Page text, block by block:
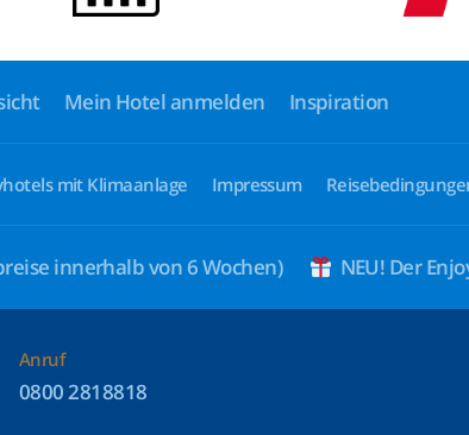
Mein Hotel anmelden Inspiration
mit Klimaanlage Impressum
innerhalb von 6 Wochen) NEU! Der
Anruf
0800 2818818